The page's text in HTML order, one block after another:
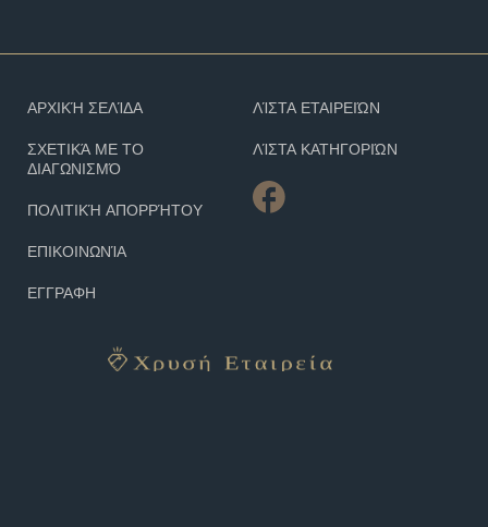
ΑΡΧΙΚΉ ΣΕΛΊΔΑ
ΣΧΕΤΙΚΆ ΜΕ ΤΟ
ΔΙΑΓΩΝΙΣΜΌ
ΠΟΛΙΤΙΚΉ ΑΠΟΡΡΉΤΟΥ
ΕΠΙΚΟΙΝΩΝΊΑ
ΕΓΓΡΑΦΗ
ΛΊΣΤΑ ΕΤΑΙΡΕΙΏΝ
ΛΊΣΤΑ ΚΑΤΗΓΟΡΙΏΝ